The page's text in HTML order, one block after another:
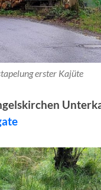
erster Kajüte